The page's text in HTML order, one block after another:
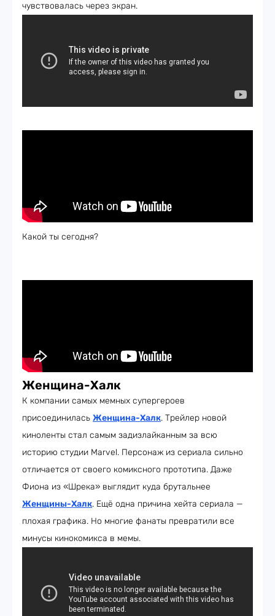
чувствовалась через экран.
Какой ты сегодня?
Женщина-Халк
К компании самых мемных супергероев
присоединилась Женщина-Халк. Трейлер новой
киноленты стал самым задизлайканным за всю
историю студии Marvel. Персонаж из сериала сильно
отличается от своего комиксного прототипа. Даже
Фиона из «Шрека» выглядит куда брутальнее
Женщины-Халк. Ещё одна причина хейта сериала —
плохая графика. Но многие фанаты превратили все
минусы кинокомикса в мемы.